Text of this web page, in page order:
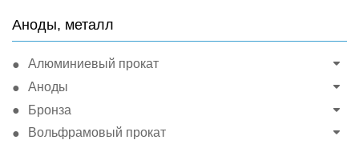
Аноды, металл
Алюминиевый прокат
Аноды
Бронза
Вольфрамовый прокат